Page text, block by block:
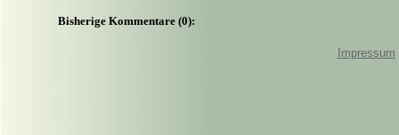
Bisherige Kommentare (0):
Impressum